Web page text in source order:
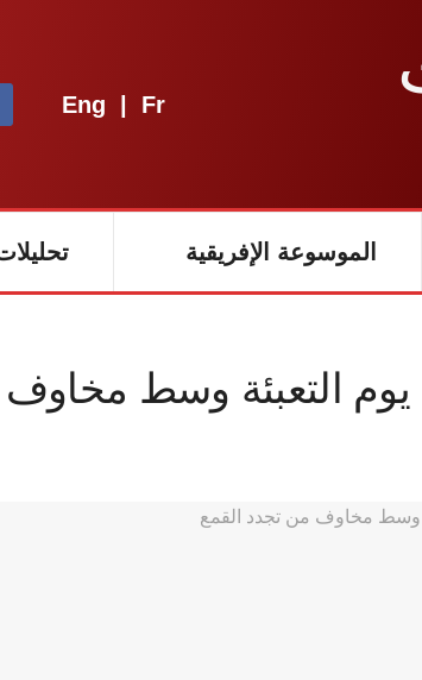
Eng | Fr
الموسوعة الإفريقية
يوم التعبئة وسط